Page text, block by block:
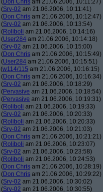
(Don Chris am 21.06.2006, 10:11:27)
(Srv-02 am 21.06.2006, 10:11:41)
(Don Chris am 21.06.2006, 10:12:47)
(Srv-02 am 21.06.2006, 10:13:54)
(Roliboli am 21.06.2006, 10:14:16)
(User284 am 21.06.2006, 10:14:18)
(Srv-02 am 21.06.2006, 10:15:00)
(Don Chris am 21.06.2006, 10:15:49)
(User284 am 21.06.2006, 10:15:51)
(w114/115 am 21.06.2006, 10:16:15)
(Don Chris am 21.06.2006, 10:16:34)
(Srv-02 am 21.06.2006, 10:18:29)
(Pervasive am 21.06.2006, 10:18:54)
(Pervasive am 21.06.2006, 10:19:31)
(Roliboli am 21.06.2006, 10:19:33)
(Srv-02 am 21.06.2006, 10:20:33)
(Roliboli am 21.06.2006, 10:20:33)
(Srv-02 am 21.06.2006, 10:21:03)
(Don Chris am 21.06.2006, 10:21:21)
(Roliboli am 21.06.2006, 10:23:07)
(Srv-02 am 21.06.2006, 10:23:58)
(Roliboli am 21.06.2006, 10:24:53)
(Don Chris am 21.06.2006, 10:28:19)
(Don Chris am 21.06.2006, 10:29:22)
(Srv-02 am 21.06.2006, 10:30:02)
(Srv-02 am 21.06.2006, 10:30:55)